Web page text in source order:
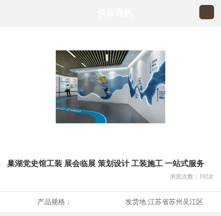
巢湖党史馆工装 展会临展 策划设计 工装施工 一站式服务
浏览次数： 192次
产品规格： 发货地:江苏省苏州吴江区